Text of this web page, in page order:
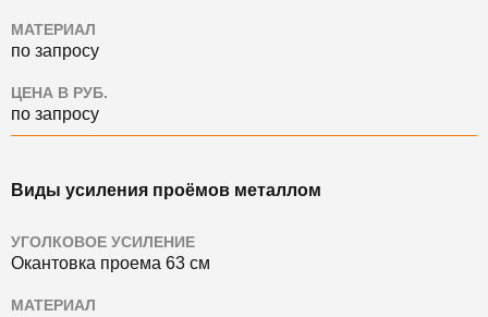
МАТЕРИАЛ
по запросу
ЦЕНА В РУБ.
по запросу
Виды усиления проёмов металлом
УГОЛКОВОЕ УСИЛЕНИЕ
Окантовка проема 63 см
МАТЕРИАЛ